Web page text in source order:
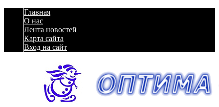
Главная
О нас
Лента новостей
Карта сайта
Вход на сайт